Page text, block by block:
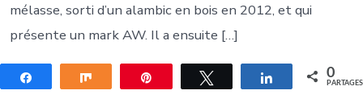
mélasse, sorti d’un alambic en bois en 2012, et qui
présente un mark AW. Il a ensuite […]
Partagez Partagez Tweetez Partagez 0
PARTAGES